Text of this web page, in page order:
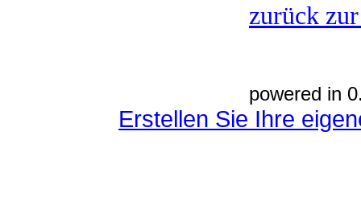
zurück
powered in
Erstellen Sie Ihre